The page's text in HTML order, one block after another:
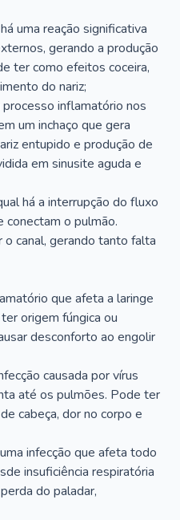
uma reação significativa
gerando a produção
ter como efeitos coceira,
do nariz;
inflamatório nos
um inchaço que gera
entupido e produção de
em sinusite aguda e
há a interrupção do fluxo
conectam o pulmão.
canal, gerando tanto falta
que afeta a laringe
origem fúngica ou
desconforto ao engolir
causada por vírus
até os pulmões. Pode ter
cabeça, dor no corpo e
infecção que afeta todo
insuficiência respiratória
do paladar,